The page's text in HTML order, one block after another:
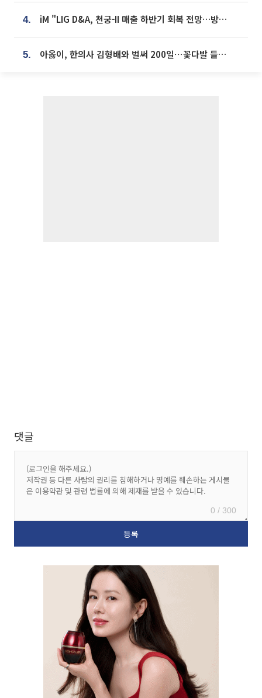
4. iM "LIG D&A, 천궁-II 매출 하반기 회복 전망…방산 톱픽 유지"
5. 아옳이, 한의사 김형배와 벌써 200일⋯꽃다발 들고 "프러포즈 아냐"
댓글
0 / 300